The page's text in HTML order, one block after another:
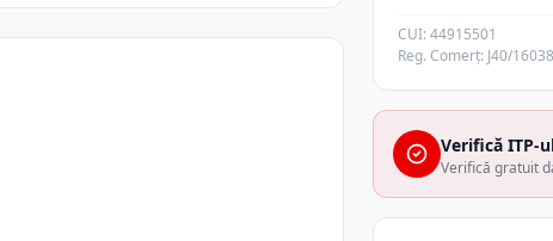
CUI: 44915501
Reg. Comerț: J40/
Verifică ITP-
Verifică gratuit